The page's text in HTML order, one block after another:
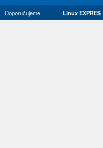
Doporučujeme Linux EXPRES